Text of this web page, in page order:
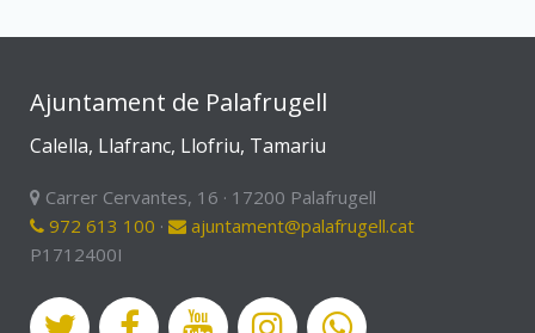
Ajuntament de Palafrugell
Calella, Llafranc, Llofriu, Tamariu
Carrer Cervantes, 16 · 17200 Palafrugell
972 613 100 ·
ajuntament@palafrugell.cat
P1712400I